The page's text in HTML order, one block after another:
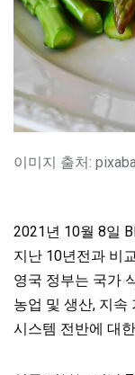
이미지 출처:
2021년 10월 8일
지난 10년전과 비
영국 정부는 국가
농업 및 생산, 지속
시스템 전반에 대